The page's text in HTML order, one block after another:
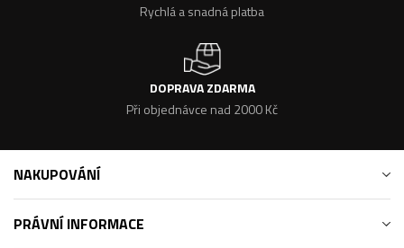
Rychlá a snadná platba
DOPRAVA ZDARMA
Při objednávce nad 2000 Kč
NAKUPOVÁNÍ
PRÁVNÍ INFORMACE